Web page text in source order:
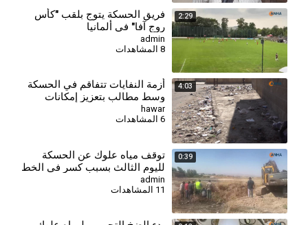
2:29
فريق الحسكة يتوج بلقب "كأس
روج آفا" في ألمانيا
admin
4:03
أزمة النفايات تتفاقم في الحسكة
وسط مطالب بتعزيز إمكانات
قطاع النظافة
hawar
6 المشاهدات
0:39
توقف مياه علوك عن الحسكة
لليوم الثالث بسبب كسر في الخط
الرئيس
admin
11 المشاهدات